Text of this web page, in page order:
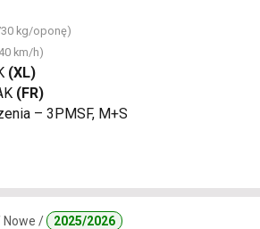
kg/oponę)
km/h)
(XL)
(FR)
– 3PMSF, M+S
Nowe / 2025/2026